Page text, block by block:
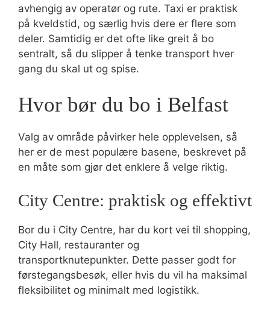
avhengig av operatør og rute. Taxi er praktisk
på kveldstid, og særlig hvis dere er flere som
deler. Samtidig er det ofte like greit å bo
sentralt, så du slipper å tenke transport hver
gang du skal ut og spise.
Hvor bør du bo i Belfast
Valg av område påvirker hele opplevelsen, så
her er de mest populære basene, beskrevet på
en måte som gjør det enklere å velge riktig.
City Centre: praktisk og effektivt
Bor du i City Centre, har du kort vei til shopping,
City Hall, restauranter og
transportknutepunkter. Dette passer godt for
førstegangsbesøk, eller hvis du vil ha maksimal
fleksibilitet og minimalt med logistikk.